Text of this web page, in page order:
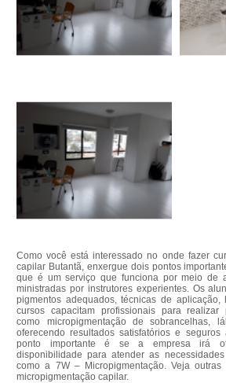
Como você está interessado no onde fazer
capilar Butantã, enxergue dois pontos
que é um serviço que funciona por meio de
ministradas por instrutores experientes. Os
pigmentos adequados, técnicas de
cursos capacitam profissionais para realizar
como micropigmentação de sobrancelhas,
oferecendo resultados satisfatórios e
ponto importante é se a empresa irá
disponibilidade para atender as
como a 7W – Micropigmentação. Veja
micropigmentação capilar.